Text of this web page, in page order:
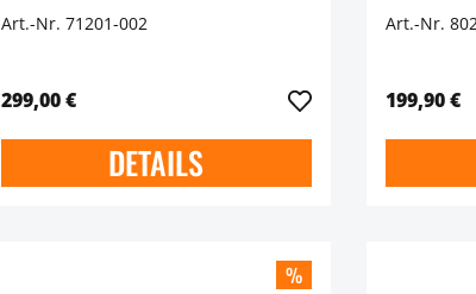
Art.-Nr. 71201-002
299,00 €
DETAILS
Art.-Nr.
199,90 €
%